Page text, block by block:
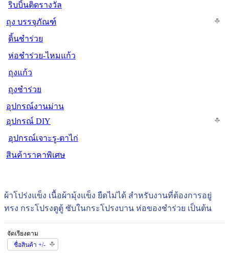
ริบบิ้นติดรางวัล
ถุง บรรจุภัณฑ์
ดิ้นชำร่วย
ห่อชำร่วย-ไหมแก้ว
ถุงแก้ว
ถุงชำร่วย
อุปกรณ์งานม่าน
อุปกรณ์ DIY
อุปกรณ์เจาะรู-ตาไก่
สินค้าราคาพิเศษ
ผ้าโปร่งแข็ง เนื้อผ้ามุ้งแข็ง ยืดไม่ได้ สำหรับงานที่ต้องการอยู่
ทรง กระโปรงตูตู้ ซับในกระโปรงบาน ห่อของชำร่วย เป็นต้น
จัดเรียงตาม
ชื่อสินค้า +/-